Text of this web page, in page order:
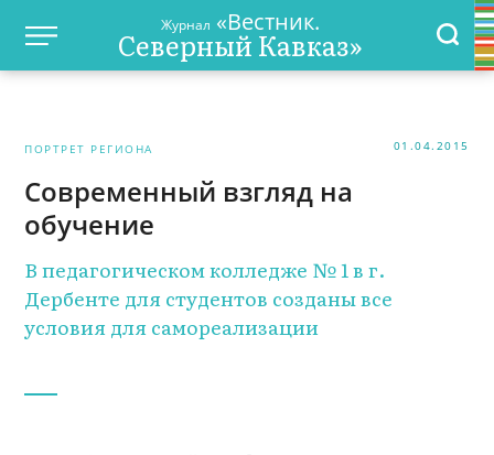
Журнал «Вестник.
Северный Кавказ»
ПОРТРЕТ РЕГИОНА 01.04.2015
Современный взгляд на
обучение
В педагогическом колледже № 1 в г.
Дербенте для студентов созданы все
условия для самореализации